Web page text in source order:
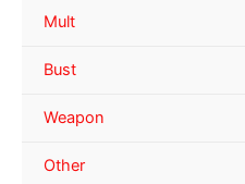
Mult
Bust
Weapon
Other